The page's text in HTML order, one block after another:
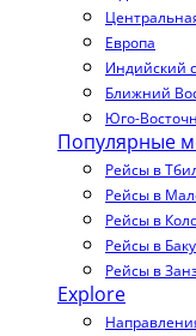
Европа
Индийский
Ближний
Юго-
Популярные
Рейсы в
Рейсы в
Рейсы в
Рейсы в Баку
Рейсы в
Explore